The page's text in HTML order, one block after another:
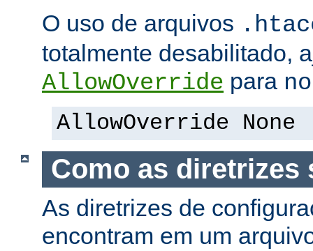
O uso de arquivos
totalmente desabilitado,
AllowOverride para
AllowOverride None
Como as diretrizes
As diretrizes de
encontram em um